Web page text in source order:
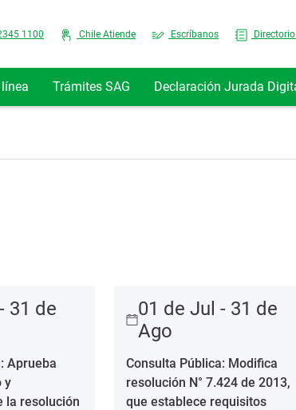
1100 Chile Atiende Escríbanos
Trámites SAG Declaración Jurada
31 de
Aprueba
y
la resolución
01 de Jul - 31 de
Ago
Consulta Pública: Modifica
resolución N° 7.424 de 2013,
que establece requisitos